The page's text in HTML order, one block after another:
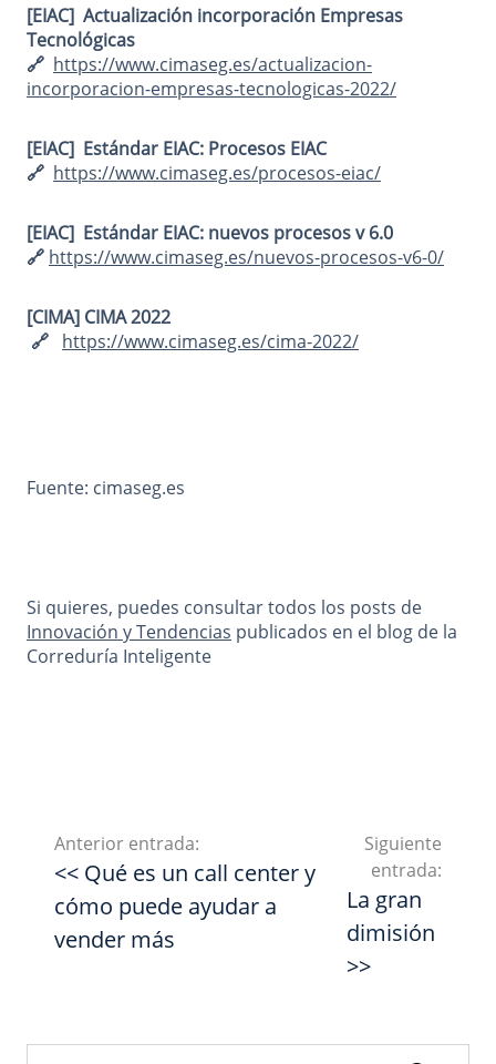
[EIAC] Actualización incorporación Empresas
Tecnológicas
🔗 https://www.cimaseg.es/actualizacion-
incorporacion-empresas-tecnologicas-2022/
[EIAC] Estándar EIAC: Procesos EIAC
🔗 https://www.cimaseg.es/procesos-eiac/
[EIAC] Estándar EIAC: nuevos procesos v 6.0
🔗 https://www.cimaseg.es/nuevos-procesos-v6-0/
[CIMA] CIMA 2022
🔗 https://www.cimaseg.es/cima-2022/
Fuente: cimaseg.es
Si quieres, puedes consultar todos los posts de
Innovación y Tendencias publicados en el blog de la
Correduría Inteligente
Anterior entrada:
<< Qué es un call center y
cómo puede ayudar a
vender más
Siguiente
entrada:
La gran
dimisión
>>